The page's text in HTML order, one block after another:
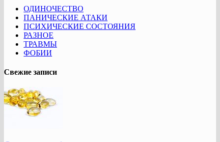
ОДИНОЧЕСТВО
ПАНИЧЕСКИЕ АТАКИ
ПСИХИЧЕСКИЕ СОСТОЯНИЯ
РАЗНОЕ
ТРАВМЫ
ФОБИИ
Свежие записи